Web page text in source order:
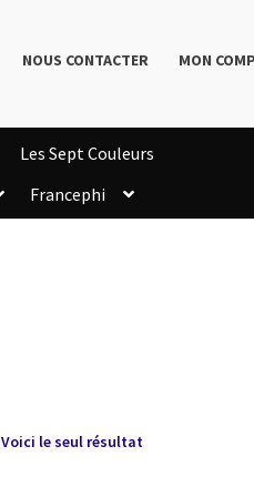
NOUS CONTACTER MON
Les Sept Couleurs
Francephi
Voici le seul résultat